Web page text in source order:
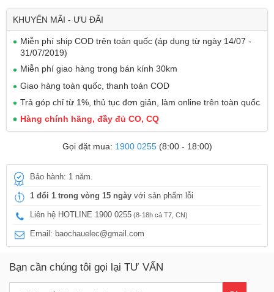
KHUYẾN MÃI - ƯU ĐÃI
Miễn phí ship COD trên toàn quốc (áp dụng từ ngày 14/07 -
31/07/2019)
Miễn phí giao hàng trong bán kính 30km
Giao hàng toàn quốc, thanh toán COD
Trả góp chỉ từ 1%, thủ tục đơn giản, làm online trên toàn quốc
Hàng chính hãng, đầy đủ CO, CQ
Gọi đặt mua: 1900 0255(8:00 - 18:00)
Bảo hành: 1 năm.
1 đổi 1 trong vòng 15 ngày với sản phẩm lỗi
Liên hệ HOTLINE 1900 0255 (8-18h cả T7, CN)
Email: baochauelec@gmail.com
Bạn cần chúng tôi gọi lại TƯ VẤN